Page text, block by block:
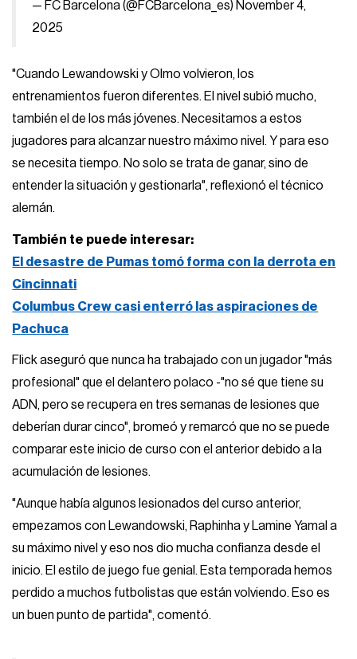
— FC Barcelona (@FCBarcelona_es) November 4,
2025
"Cuando Lewandowski y Olmo volvieron, los
entrenamientos fueron diferentes. El nivel subió mucho,
también el de los más jóvenes. Necesitamos a estos
jugadores para alcanzar nuestro máximo nivel. Y para eso
se necesita tiempo. No solo se trata de ganar, sino de
entender la situación y gestionarla", reflexionó el técnico
alemán.
También te puede interesar:
El desastre de Pumas tomó forma con la derrota en
Cincinnati
Columbus Crew casi enterró las aspiraciones de
Pachuca
Flick aseguró que nunca ha trabajado con un jugador "más
profesional" que el delantero polaco -"no sé que tiene su
ADN, pero se recupera en tres semanas de lesiones que
deberían durar cinco", bromeó y remarcó que no se puede
comparar este inicio de curso con el anterior debido a la
acumulación de lesiones.
"Aunque había algunos lesionados del curso anterior,
empezamos con Lewandowski, Raphinha y Lamine Yamal a
su máximo nivel y eso nos dio mucha confianza desde el
inicio. El estilo de juego fue genial. Esta temporada hemos
perdido a muchos futbolistas que están volviendo. Eso es
un buen punto de partida", comentó.